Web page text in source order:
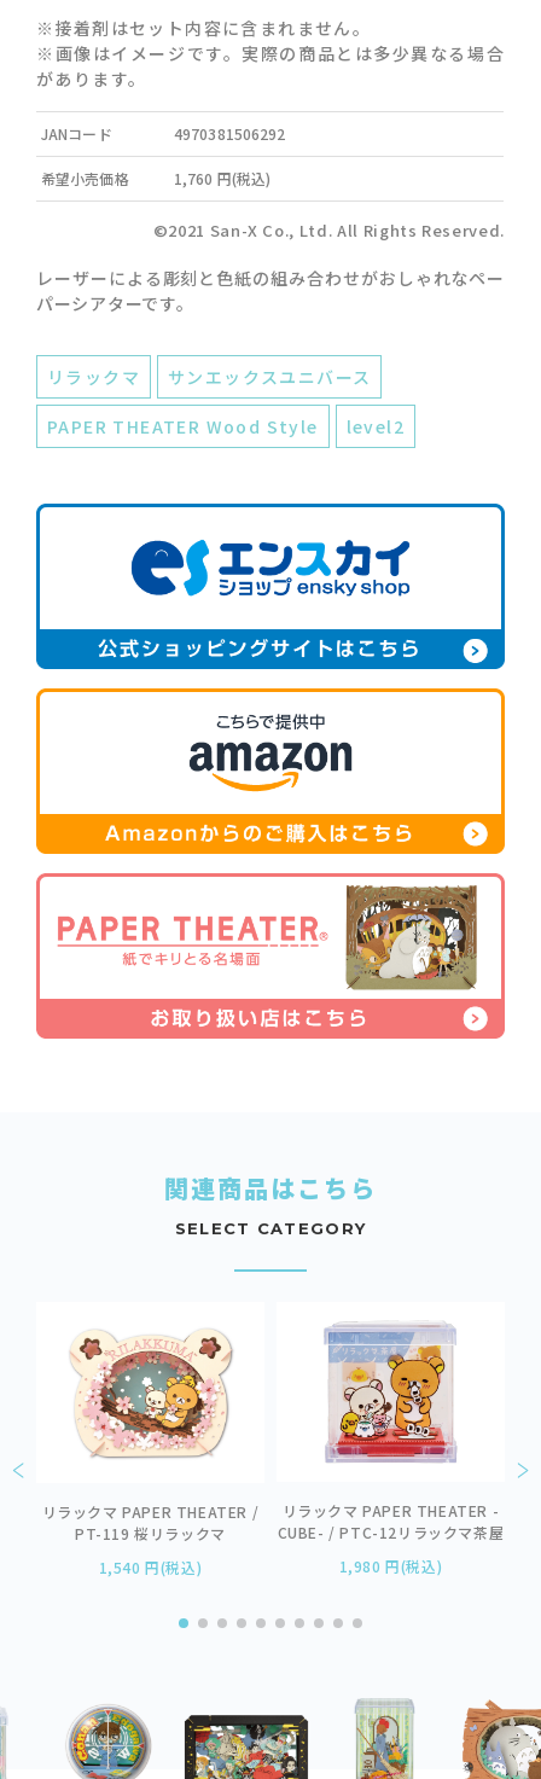
※接着剤はセット内容に含まれません。
※画像はイメージです。実際の商品とは多少異なる場合
があります。
JANコード 4970381506292
希望小売価格 1,760 円(税込)
©2021 San-X Co., Ltd. All Rights Reserved.
レーザーによる彫刻と色紙の組み合わせがおしゃれなペー
パーシアターです。
リラックマ サンエックスユニバース
PAPER THEATER Wood Style level2
関連商品はこちら
SELECT CATEGORY
リラックマ PAPER THEATER /
PT-119 桜リラックマ
1,540 円(税込)
リラックマ PAPER THEATER -
CUBE- / PTC-12リラックマ茶屋
1,980 円(税込)